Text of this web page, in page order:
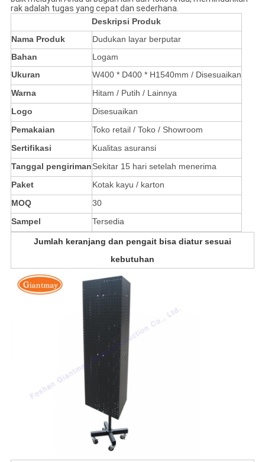
rak adalah tugas yang cepat dan sederhana.
Deskripsi Produk
Nama Produk
Dudukan layar berputar
Bahan
Logam
Ukuran
W400 * D400 * H1540mm / Disesuaikan
Warna
Hitam / Putih / Lainnya
Logo
Disesuaikan
Pemakaian
Toko retail / Toko / Showroom
Sertifikasi
Kualitas asuransi
Tanggal pengirimanSekitar 15 hari setelah menerima
Paket
Kotak kayu / karton
MOQ
30
Sampel
Tersedia
Jumlah keranjang dan pengait bisa diatur sesuai
kebutuhan